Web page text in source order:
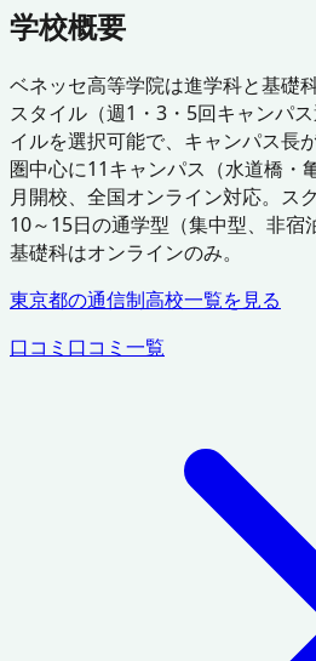
学校概要
ベネッセ高等学院は進学科と基礎
スタイル（週1・3・5回キャンパ
イルを選択可能で、キャンパス長
圏中心に11キャンパス（水道橋・
月開校、全国オンライン対応。ス
10～15日の通学型（集中型、非宿
基礎科はオンラインのみ。
東京都の通信制高校一覧を見る
口コミ 口コミ一覧